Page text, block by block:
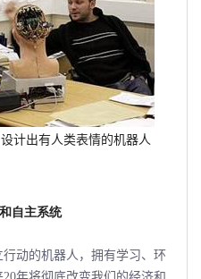
计出有人类表情的机器人
自主系统
动的机器人，拥有学习、环